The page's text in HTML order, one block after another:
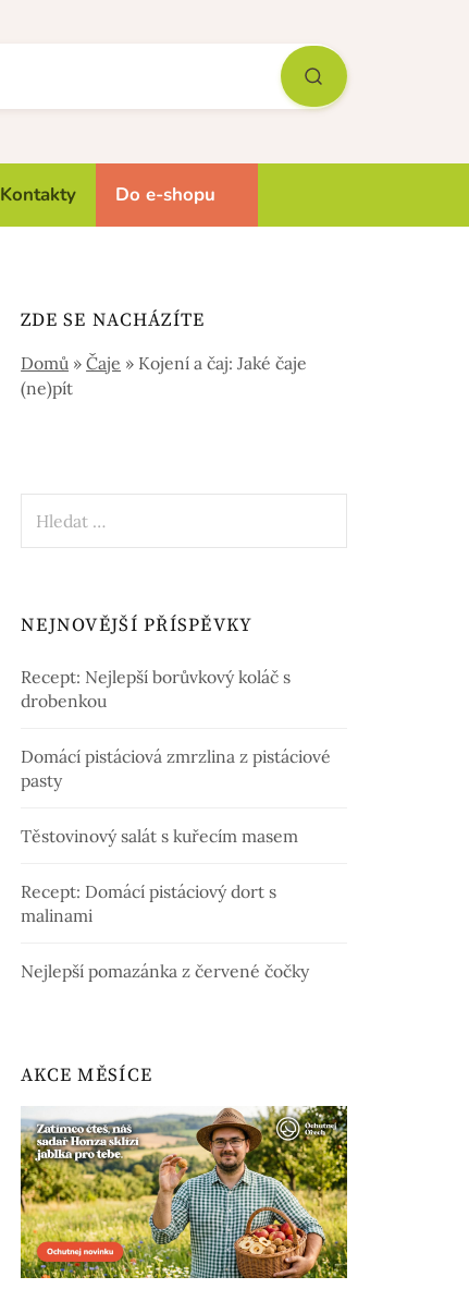
Kontakty Do e-shopu
ZDE SE NACHÁZÍTE
Domů »Čaje » Kojení a čaj: Jaké čaje
(ne)pít
NEJNOVĚJŠÍ PŘÍSPĚVKY
Recept: Nejlepší borůvkový koláč s
drobenkou
Domácí pistáciová zmrzlina z pistáciové
pasty
Těstovinový salát s kuřecím masem
Recept: Domácí pistáciový dort s
malinami
Nejlepší pomazánka z červené čočky
AKCE MĚSÍCE